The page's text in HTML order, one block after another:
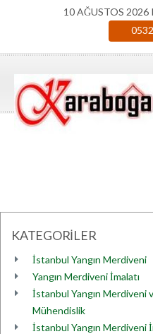
10 AĞUSTOS 2026
KATEGORİLER
İstanbul Yangın Merdiveni
Yangın Merdiveni İmalatı
İstanbul Yangın Merdiveni
Mühendislik
İstanbul Yangın Merdiveni